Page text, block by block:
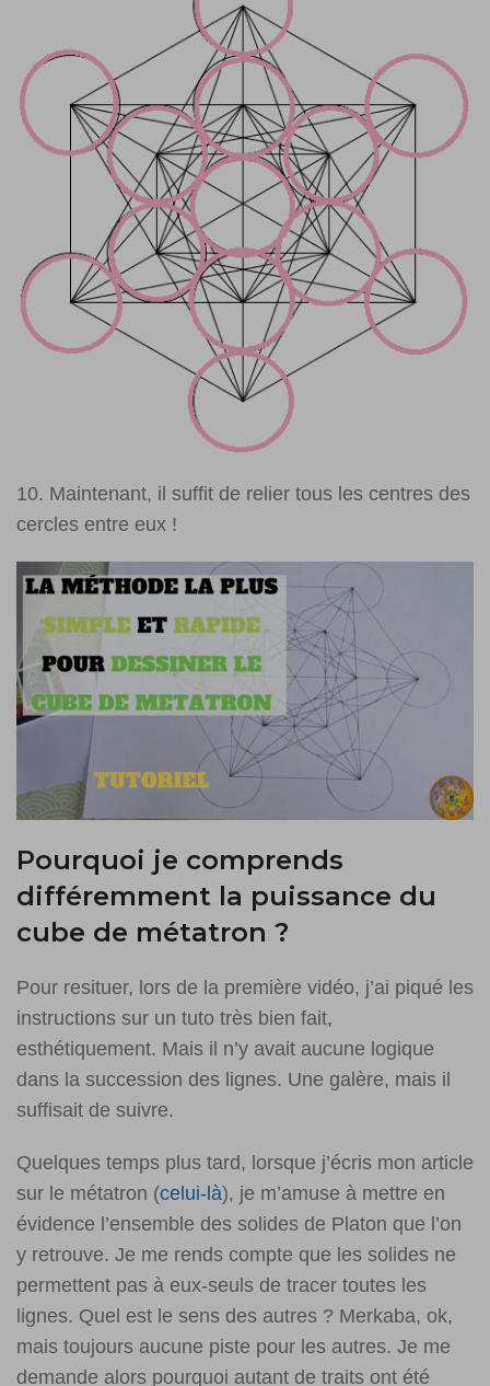
10. Maintenant, il suffit de relier tous les centres des
cercles entre eux !
Pourquoi je comprends
différemment la puissance du
cube de métatron ?
Pour resituer, lors de la première vidéo, j’ai piqué les
instructions sur un tuto très bien fait,
esthétiquement. Mais il n’y avait aucune logique
dans la succession des lignes. Une galère, mais il
suffisait de suivre.
Quelques temps plus tard, lorsque j’écris mon article
sur le métatron (celui-là), je m’amuse à mettre en
évidence l’ensemble des solides de Platon que l’on
y retrouve. Je me rends compte que les solides ne
permettent pas à eux-seuls de tracer toutes les
lignes. Quel est le sens des autres ? Merkaba, ok,
mais toujours aucune piste pour les autres. Je me
demande alors pourquoi autant de traits ont été